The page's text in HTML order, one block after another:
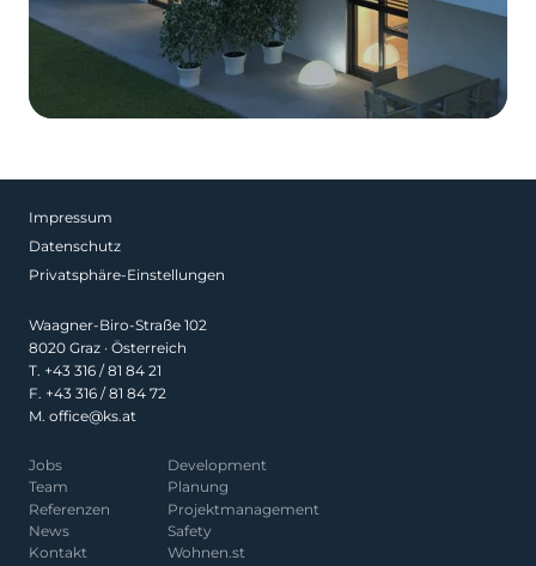
Impressum
Datenschutz
Privatsphäre-Einstellungen
Waagner-Biro-Straße 102
8020 Graz · Österreich
T. +43 316 / 81 84 21
F. +43 316 / 81 84 72
M. office@ks.at
Jobs
Team
Referenzen
News
Kontakt
Development
Planung
Projekt­management
Safety
Wohnen.st